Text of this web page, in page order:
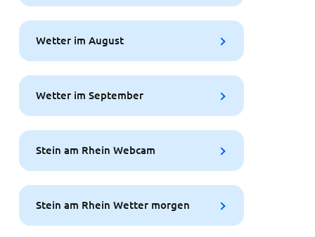
Wetter im August
Wetter im September
Stein am Rhein Webcam
Stein am Rhein Wetter morgen